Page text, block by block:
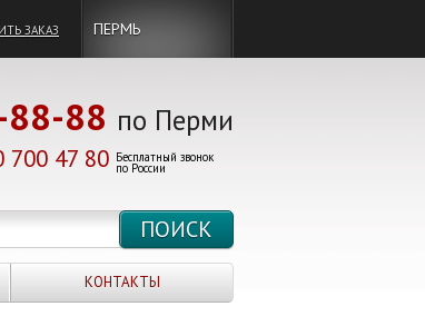
ЗАКАЗ ПЕРМЬ
88-88 по Перми
700 47 80 Бесплатный звонок
по России
КОНТАКТЫ